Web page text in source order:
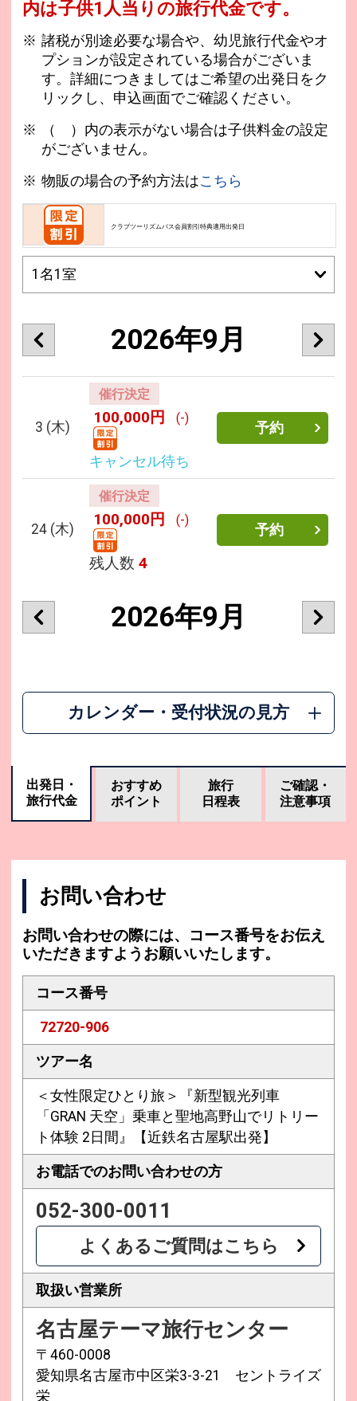
内は子供1人当りの旅行代金です。
諸税が別途必要な場合や、幼児旅行代金やオ
プションが設定されている場合がございま
す。詳細につきましてはご希望の出発日をク
リックし、申込画面でご確認ください。
（ ）内の表示がない場合は子供料金の設定
がございません。
物販の場合の予約方法はこちら
クラブツーリズムパス会員割引特典適用出発日
2026年9月
3 (木)
催行決定
100,000円 (-)
キャンセル待ち
予約
24 (木)
催行決定
100,000円 (-)
残人数 4
予約
2026年9月
カレンダー・受付状況の見方
出発日・
旅行代金
おすすめ
ポイント
旅行
日程表
ご確認・
注意事項
お問い合わせ
お問い合わせの際には、コース番号をお伝え
いただきますようお願いいたします。
コース番号
72720-906
ツアー名
＜女性限定ひとり旅＞『新型観光列車
「GRAN 天空」乗車と聖地高野山でリトリー
ト体験 2日間』【近鉄名古屋駅出発】
お電話でのお問い合わせの方
052-300-0011
よくあるご質問はこちら
取扱い営業所
名古屋テーマ旅行センター
〒460-0008
愛知県名古屋市中区栄3-3-21 セントライズ
栄